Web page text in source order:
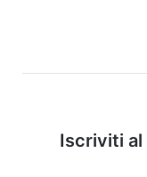
Iscriviti al